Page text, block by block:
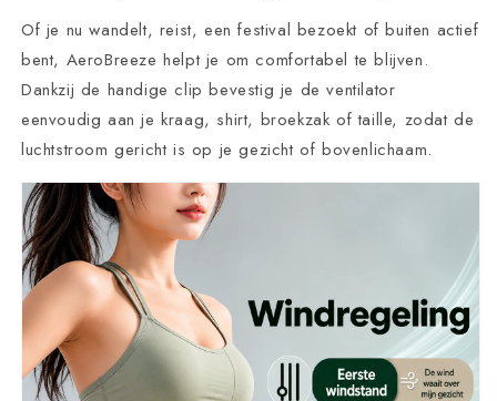
Of je nu wandelt, reist, een festival bezoekt of buiten actief
bent, AeroBreeze helpt je om comfortabel te blijven.
Dankzij de handige clip bevestig je de ventilator
eenvoudig aan je kraag, shirt, broekzak of taille, zodat de
luchtstroom gericht is op je gezicht of bovenlichaam.